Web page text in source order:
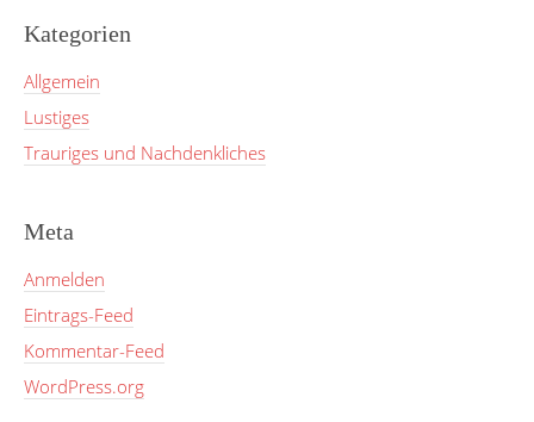
Kategorien
Allgemein
Lustiges
Trauriges und Nachdenkliches
Meta
Anmelden
Eintrags-Feed
Kommentar-Feed
WordPress.org